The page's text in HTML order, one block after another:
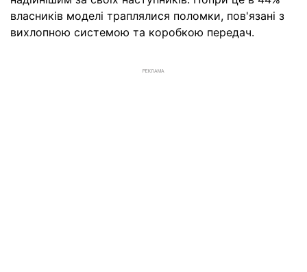
власників моделі траплялися поломки, пов'язані з
вихлопною системою та коробкою передач.
РЕКЛАМА